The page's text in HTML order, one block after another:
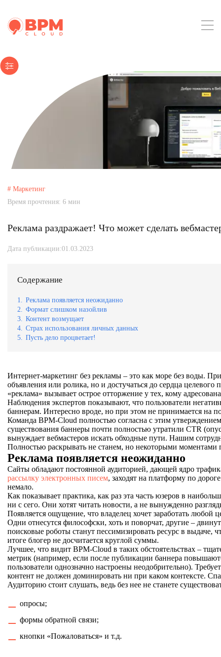
# Маркетинг
Время прочтения: 6 мин
Реклама раздражает! Что может сделать
Дата публикации:01.03.2023
Содержание
1.
Реклама появляется неожиданно
2.
Формат слишком назойлив
3.
Контент возмущает
4.
Страх использования личных данных
5.
Пусть дело процветает!
Интернет-маркетинг без рекламы – это как море без воды.
объявления или ролика, но и достучаться до сердца целевого
«реклама» вызывает острое отторжение у тех, кому
Наблюдения экспертов показывают, что пользователи
баннерам. Интересно вроде, но при этом не принимается на
Команда BPM-Cloud полностью согласна с этим
существования баннеры почти полностью утратили CTR
вынуждает вебмастеров искать обходные пути. Нашим
Полностью раскрывать не станем, но некоторыми моментами
Реклама появляется неожиданно
Сайты обладают постоянной аудиторией, дающей ядро
рассылку электронных писем, заходят на платформу по
немало.
Как показывает практика, как раз эта часть юзеров в
ни с сего. Они хотят читать новости, а не вынужденно
Появляется ощущение, что владелец хочет заработать любой
Одни отнесутся философски, хоть и поворчат, другие –
поисковые роботы станут пессимизировать ресурс в
итоге блогер не досчитается круглой суммы.
Лучшее, что видит BPM-Cloud в таких обстоятельствах –
метрик (например, если после публикации баннера
пользователи однозначно настроены неодобрительно).
контент не должен доминировать ни при каком контексте.
Аудиторию стоит слушать, ведь без нее не станете
опросы;
формы обратной связи;
кнопки «Пожаловаться» и т.д.